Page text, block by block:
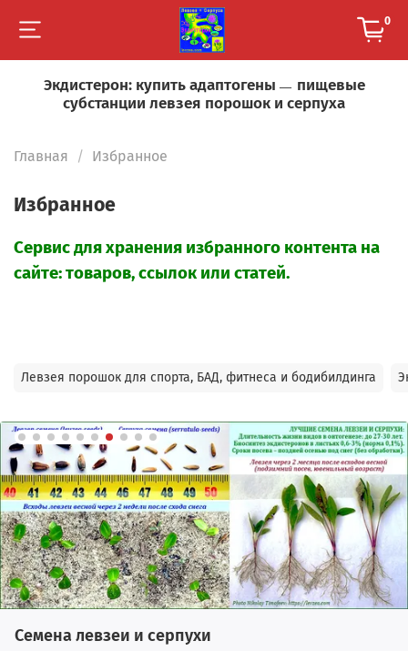
0
Экдистерон: купить адаптогены — пищевые
субстанции левзея порошок и серпуха
Главная Избранное
Избранное
Сервис для хранения избранного контента на
сайте: товаров, ссылок или статей.
Семена левзеи и серпухи
Левзея порошок для спорта, БАД, фитнеса и бодибилдинга